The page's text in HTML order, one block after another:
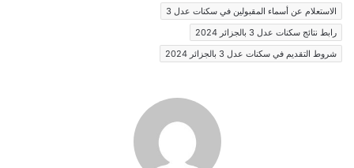
الاستعلام عن أسماء المقبولين في سكنات عدل 3
رابط نتائج سكنات عدل 3 بالجزائر 2024
شروط التقديم في سكنات عدل 3 بالجزائر 2024